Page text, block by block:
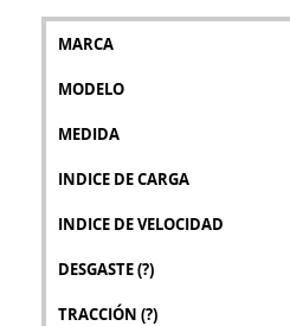
MARCA
MODELO
MEDIDA
INDICE DE CARGA
INDICE DE VELOCIDAD
DESGASTE(?)
TRACCIÓN (?)
de
imágenes